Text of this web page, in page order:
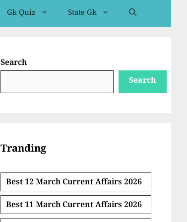
Gk Quiz State Gk
Search
Search
Tranding
Best 12 March Current Affairs 2026
Best 11 March Current Affairs 2026